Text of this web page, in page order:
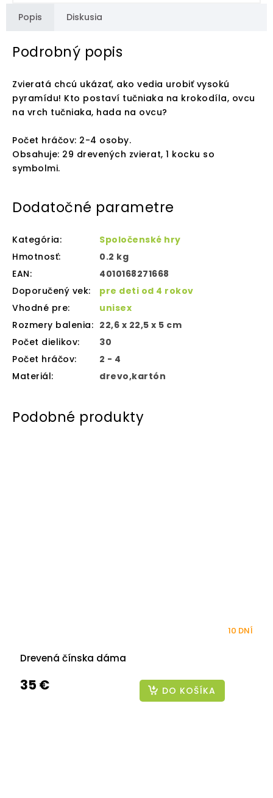
Popis Diskusia
Podrobný popis
Zvieratá chcú ukázať, ako vedia urobiť vysokú
pyramídu! Kto postaví tučniaka na krokodíla, ovcu
na vrch tučniaka, hada na ovcu?
Počet hráčov: 2-4 osoby.
Obsahuje: 29 drevených zvierat, 1 kocku so
symbolmi.
Dodatočné parametre
Kategória:
Spoločenské hry
Hmotnosť:
0.2 kg
EAN:
4010168271668
Doporučený vek:
pre deti od 4 rokov
Vhodné pre:
unisex
Rozmery balenia: 22,6 x 22,5 x 5 cm
Počet dielikov:
30
Počet hráčov:
2 - 4
Materiál: drevo,kartón
Drevená čínska dáma
10 DNÍ
35 € DO KOŠÍKA